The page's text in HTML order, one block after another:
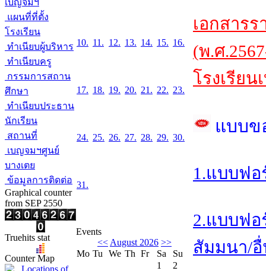
เบญจมฯ
แผนที่ที่ตั้ง
โรงเรียน
ทำเนียบผู้บริหาร
ทำเนียบครู
กรรมการสถาน
ศึกษา
ทำเนียบประธาน
นักเรียน
สถานที่
เบญจมฯศูนย์
บางเตย
ข้อมูลการติดต่อ
Graphical counter
from SEP 2550
Truehits stat
Counter Map
10. 11. 12. 13. 14. 15. 16.
17. 18. 19. 20. 21. 22. 23.
24. 25. 26. 27. 28. 29. 30.
31.
Events
<< August 2026 >>
Mo Tu We Th Fr Sa
Su
1
2
เอกสาร
(พ.ศ
โรงเรีย
แบบข
1.แบบฟ
2.แบบฟ
สัมมนา/